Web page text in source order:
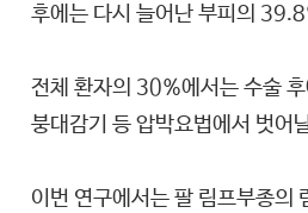
후에는 다시 늘어난 부피의
전체 환자의 30%에서는 수술
붕대감기 등 압박요법에서 벗어
이번 연구에서는 팔 림프부종의